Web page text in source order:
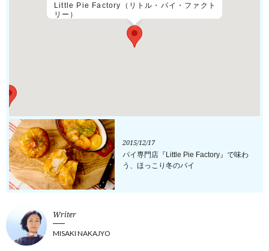
Little Pie Factory（リトル・パイ・ファクト
リー）
2015/12/17
パイ専門店『Little Pie Factory』で味わ
う、ほっこり冬のパイ
Writer
MISAKI NAKAJYO